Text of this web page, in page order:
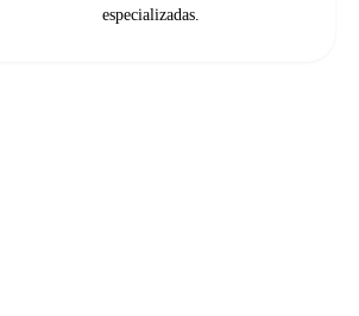
especializadas.